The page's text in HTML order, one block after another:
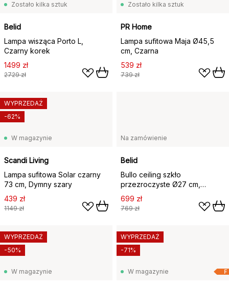
Zostało kilka sztuk
Belid
Lampa wisząca Porto L,
Czarny korek
1499 zł
2729 zł
Zostało kilka sztuk
PR Home
Lampa sufitowa Maja Ø45,5
cm, Czarna
539 zł
739 zł
W magazynie
Scandi Living
Lampa sufitowa Solar czarny
73 cm, Dymny szary
439 zł
1149 zł
WYPRZEDAŻ
-62%
Na zamówienie
Belid
Bullo ceiling szkło
przezroczyste Ø27 cm,
Matowa czerń
699 zł
769 zł
W magazynie
WYPRZEDAŻ
-50%
F
W magazynie
WYPRZEDAŻ
-71%